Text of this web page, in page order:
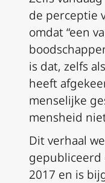
de perceptie
omdat “een
is dat, zelfs
heeft
menselijke
mensheid
Dit verhaal
gepubliceerd
2017 en is